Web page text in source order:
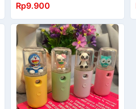
Sticker
Rp9.900